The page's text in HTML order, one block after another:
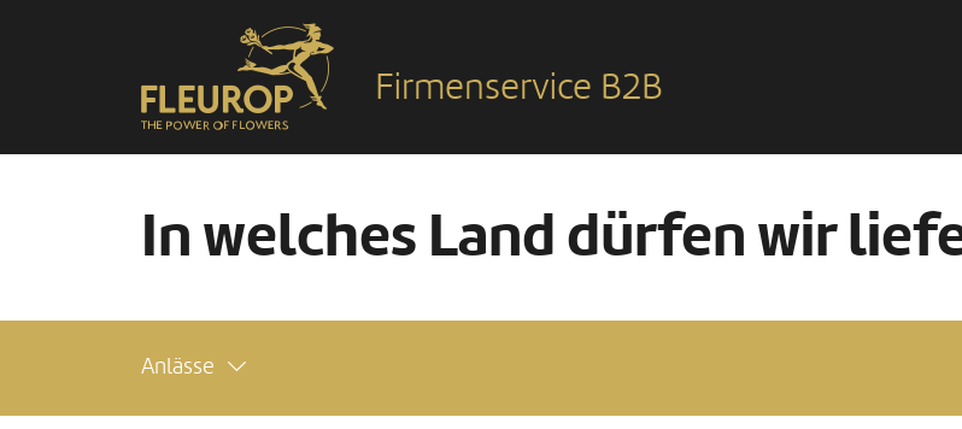
Firmenservice B2B
In welches Land dürfen wir
Anlässe